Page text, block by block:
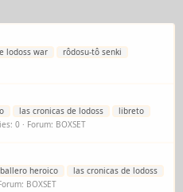
lodoss war
rôdosu-tô senki
las cronicas de lodoss
libreto
0 Forum: BOXSET
heroico
las cronicas de lodoss
BOXSET